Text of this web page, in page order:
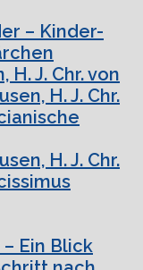
– Kinder-
H. J. Chr. von
H. J. Chr.
H. J. Chr.
Ein Blick